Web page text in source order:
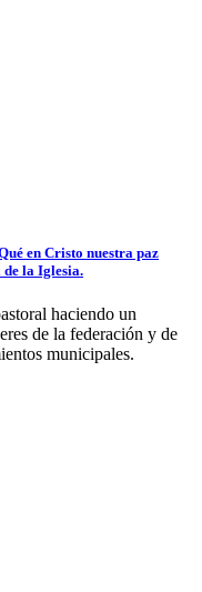
en Cristo nuestra paz
la Iglesia.
haciendo un
de la federación y de
municipales.